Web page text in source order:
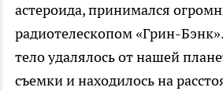
астероида, принимался
радиотелескопом «Грин-
тело удалялось от нашей
съемки и находилось на